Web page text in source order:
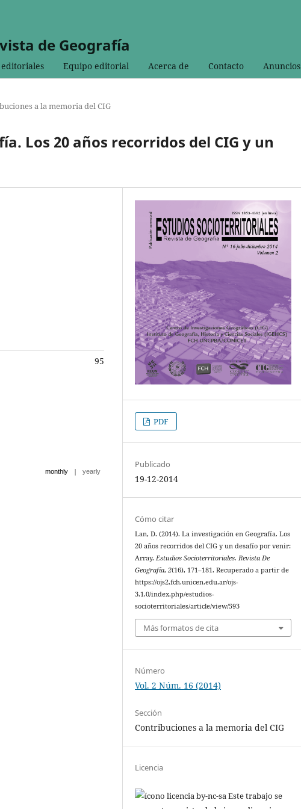
de Geografía
Equipo editorial Acerca de Contacto Anuncios
a la memoria del CIG
Los 20 años recorridos del CIG y un
95
monthly | yearly
PDF
Publicado
19-12-2014
Cómo citar
Lan, D. (2014). La investigación en Geografía. Los
20 años recorridos del CIG y un desafío por venir:
Array.Estudios Socioterritoriales. Revista De
Geografía,2(16), 171–181. Recuperado a partir de
https://ojs2.fch.unicen.edu.ar/ojs-
3.1.0/index.php/estudios-
socioterritoriales/article/view/593
Más formatos de cita
Número
Vol. 2 Núm. 16 (2014)
Sección
Contribuciones a la memoria del CIG
Licencia
Este trabajo se